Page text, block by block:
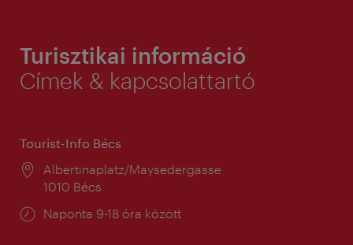
Turisztikai információ
Címek & kapcsolattartó
Tourist-Info Bécs
Helyszín:
Albertinaplatz/Maysedergasse
1010 Bécs
Nyitva
Naponta 9-18 óra között